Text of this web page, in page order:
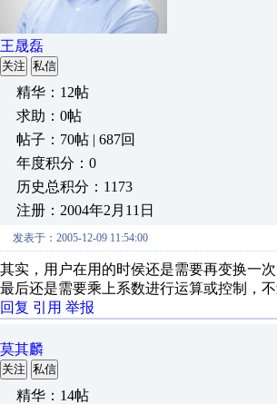
王晟磊
关注 私信
精华：12帖
求助：0帖
帖子：70帖 | 687回
年度积分：0
历史总积分：1173
注册：2004年2月11日
发表于：2005-12-09 11:54:00
其实，用户在用的时侯还是需要再变换一
最后还是需要乘上系数进行运算或控制，
回复 引用 举报
莫其麟
关注 私信
精华：14帖